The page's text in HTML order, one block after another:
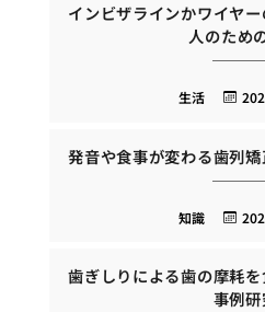
インビザラインかワイヤ
人のため
生活
発音や食事が変わる歯列
知識
歯ぎしりによる歯の摩耗
事例